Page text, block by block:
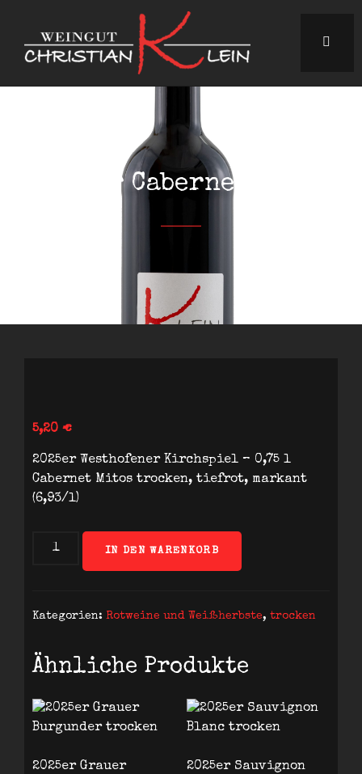
2025er Cabernet Mitos
5,20 €
2025er Westhofener Kirchspiel – 0,75 l
Cabernet Mitos trocken, tiefrot, markant
(6,93/l)
2025er
IN DEN WARENKORB
Kategorien: Rotweine und Weißherbste, trocken
Ähnliche Produkte
2025er Grauer
2025er Sauvignon